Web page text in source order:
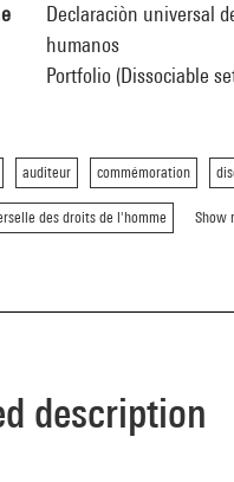
Declaraciòn universal
humanos
Portfolio (Dissociable
auditeur commémoration
des droits de l'homme Show
description